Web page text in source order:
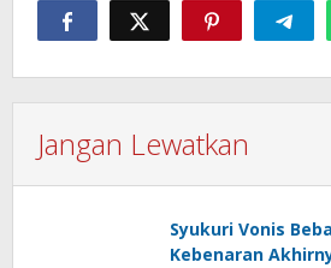
Jangan Lewatkan
Syukuri Vonis
Kebenaran